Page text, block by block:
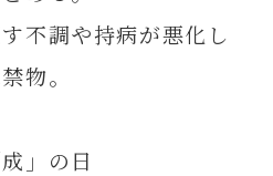
不調や持病が悪化し
物。
」の日